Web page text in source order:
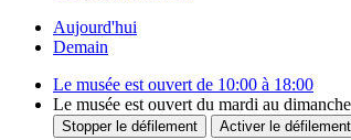
Aujourd'hui
Demain
Le musée est ouvert de 10:00 à 18:00
Le musée est ouvert du mardi au
Stopper le défilement Activer le défilement